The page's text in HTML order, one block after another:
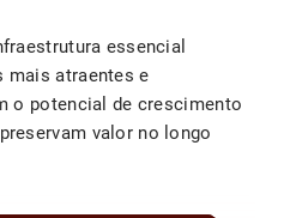
essencial
mais atraentes e
o potencial de crescimento
valor no longo